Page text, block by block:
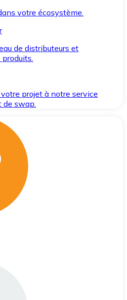
votre écosystème.
de distributeurs et
projet à notre service
de swap.